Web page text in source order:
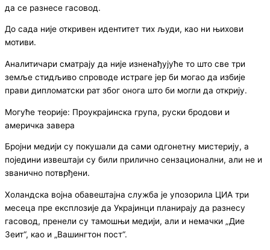
да се разнесе гасовод.
До сада није откривен идентитет тих људи, као ни њихови
мотиви.
Аналитичари сматрају да није изненађујуће то што све три
земље стидљиво спроводе истраге јер би могао да избије
прави дипломатски рат због онога што би могли да открију.
Могуће теорије: Проукрајинска група, руски бродови и
америчка завера
Бројни медији су покушали да сами одгонетну мистерију, а
поједини извештаји су били прилично сензационални, али не и
званично потврђени.
Холандска војна обавештајна служба је упозорила ЦИА три
месеца пре експлозије да Украјинци планирају да разнесу
гасовод, пренели су тамошњи медији, али и немачки „Дие
Зеит“, као и „Вашингтон пост“.